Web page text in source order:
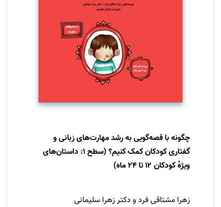
توجه به اهمیت قصه‌گویی و مراحل رشد کودک
چگونه با قصه‌گویی به رشد مهارت‌های زبانی و
گفتاری کودکان کمک کنیم؟ (سطح ۱: داستان‌های
ویژهٔ کودکان ۱۲ تا ۲۴ ماه)
زهرا مشتاقی فرد و دکتر زهرا سلیمانی